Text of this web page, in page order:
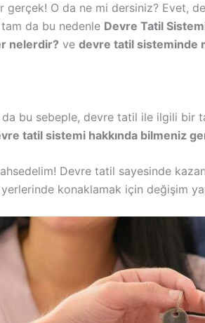
O da ne mi dersiniz? Evet,
da bu nedenle Devre Tatil
nelerdir? ve devre tatil sisteminde
sebeple, devre tatil ile ilgili bir
tatil sistemi hakkında bilmeniz
Devre tatil sayesinde
konaklamak için değişim